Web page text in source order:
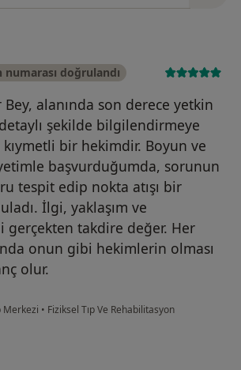
numarası doğrulandı
Bey, alanında son derece yetkin
şekilde bilgilendirmeye
bir hekimdir. Boyun ve
başvurduğumda, sorunun
tespit edip nokta atışı bir
İlgi, yaklaşım ve
gerçekten takdire değer. Her
onun gibi hekimlerin olması
olur.
Merkezi • Fiziksel Tıp Ve Rehabilitasyon
göre t.....